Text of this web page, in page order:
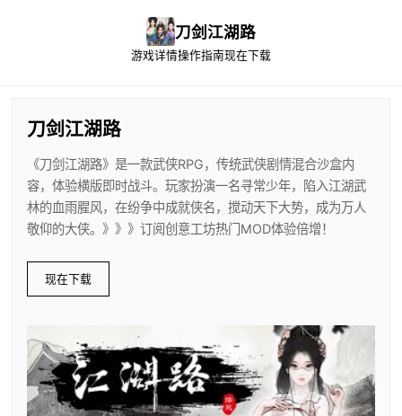
刀剑江湖路
游戏详情操作指南现在下载
刀剑江湖路
《刀剑江湖路》是一款武侠RPG，传统武侠剧情混合沙盒内
容，体验横版即时战斗。玩家扮演一名寻常少年，陷入江湖武
林的血雨腥风，在纷争中成就侠名，搅动天下大势，成为万人
敬仰的大侠。》》》订阅创意工坊热门MOD体验倍增！
现在下载